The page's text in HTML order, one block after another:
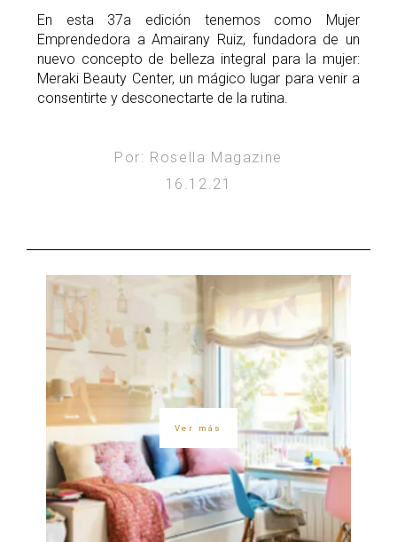
En esta 37a edición tenemos como Mujer
Emprendedora a Amairany Ruiz, fundadora de un
nuevo concepto de belleza integral para la mujer:
Meraki Beauty Center, un mágico lugar para venir a
consentirte y desconectarte de la rutina.
Por: Rosella Magazine
16.12.21
Ver más